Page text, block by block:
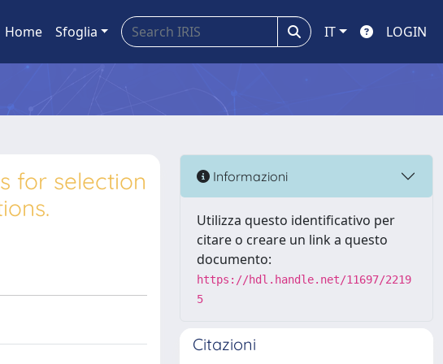
Home Sfoglia IT LOGIN
for selection
Informazioni
Utilizza questo identificativo per
citare o creare un link a questo
documento:
https://hdl.handle.net/11697/2219
5
Citazioni